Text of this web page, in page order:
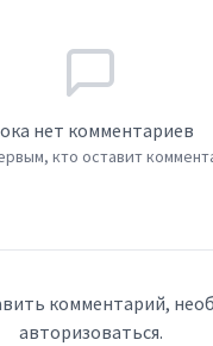
нет комментариев
кто оставит
комментарий,
авторизоваться.